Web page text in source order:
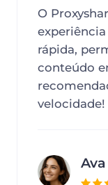
O
rápida,
conteúdo
velocidade!